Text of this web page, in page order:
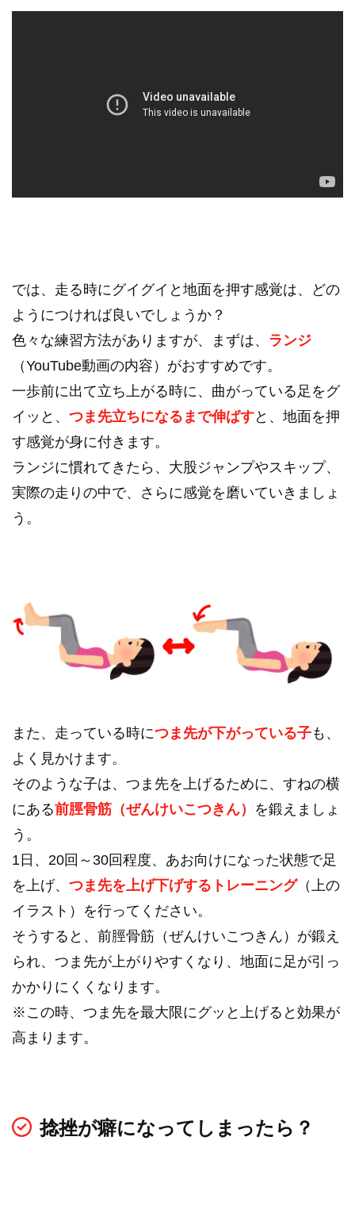
では、走る時にグイグイと地面を押す感覚は、どの
ようにつければ良いでしょうか？
色々な練習方法がありますが、まずは、 ランジ
（YouTube動画の内容）がおすすめです。
一歩前に出て立ち上がる時に、曲がっている足をグ
イッと、 つま先立ちになるまで伸ばすと、地面を押
す感覚が身に付きます。
ランジに慣れてきたら、大股ジャンプやスキップ、
実際の走りの中で、さらに感覚を磨いていきましょ
う。
また、走っている時につま先が下がっている子も、
よく見かけます。
そのような子は、つま先を上げるために、すねの横
にある前脛骨筋（ぜんけいこつきん） を鍛えましょ
う。
1日、20回～30回程度、あお向けになった状態で足
を上げ、 つま先を上げ下げするトレーニング（上の
イラスト）を行ってください。
そうすると、前脛骨筋（ぜんけいこつきん）が鍛え
られ、つま先が上がりやすくなり、地面に足が引っ
かかりにくくなります。
※この時、つま先を最大限にグッと上げると効果が
高まります。
捻挫が癖になってしまったら？